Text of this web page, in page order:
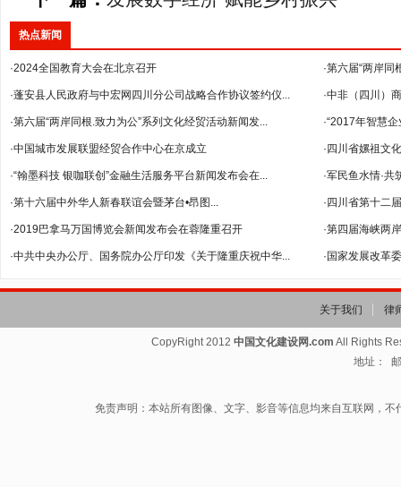
热点新闻
·2024全国教育大会在北京召开 ·第六届“两岸
·蓬安县人民政府与中宏网四川分公司战略合作协议签约仪... ·中非（四川）
--暨2018年...
·第六届“两岸同根.致力为公”系列文化经贸活动新闻发... ·“2017年智慧
·中国城市发展联盟经贸合作中心在京成立 ·四川省嫘祖文
·“翰墨科技 银咖联创”金融生活服务平台新闻发布会在... ·军民鱼水情·共
·第十六届中外华人新春联谊会暨茅台•昂图... ·四川省第十二
·2019巴拿马万国博览会新闻发布会在蓉隆重召开 ·第四届海峡两
·中共中央办公厅、国务院办公厅印发《关于隆重庆祝中华... ·国家发展改革
关于我们 律
CopyRight 2012中国文化建设网.com All Rights
地址：
免责声明：本站所有图像、文字、影音等信息均来自互联网，